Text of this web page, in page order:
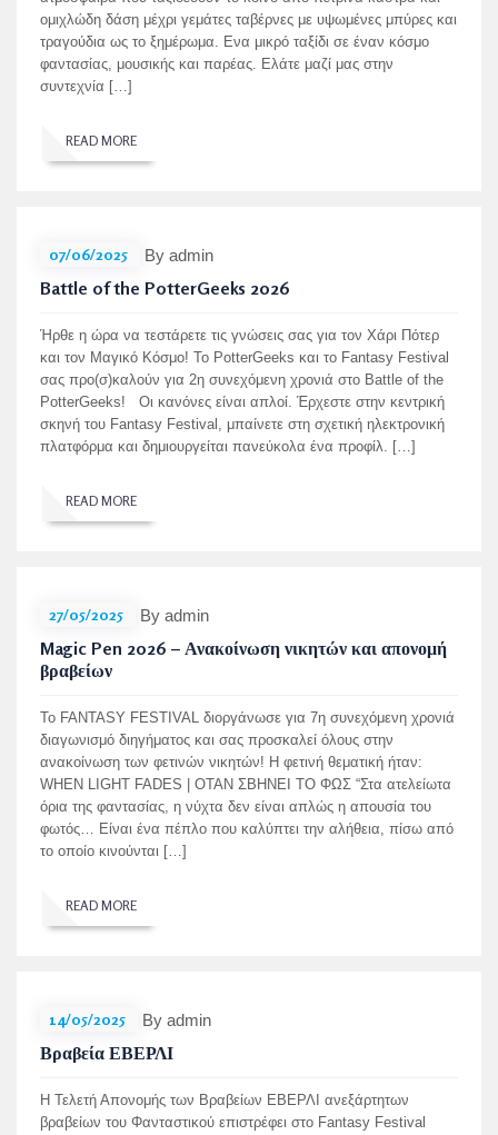
ομιχλώδη δάση μέχρι γεμάτες ταβέρνες με υψωμένες μπύρες και
τραγούδια ως το ξημέρωμα. Ενα μικρό ταξίδι σε έναν κόσμο
φαντασίας, μουσικής και παρέας. Ελάτε μαζί μας στην
συντεχνία […]
READ MORE
07/06/2025 By admin
Battle of the PotterGeeks 2026
Ήρθε η ώρα να τεστάρετε τις γνώσεις σας για τον Χάρι Πότερ
και τον Μαγικό Κόσμο! Το PotterGeeks και το Fantasy Festival
σας προ(σ)καλούν για 2η συνεχόμενη χρονιά στο Battle of the
PotterGeeks! Οι κανόνες είναι απλοί. Έρχεστε στην κεντρική
σκηνή του Fantasy Festival, μπαίνετε στη σχετική ηλεκτρονική
πλατφόρμα και δημιουργείται πανεύκολα ένα προφίλ. […]
READ MORE
27/05/2025 By admin
Magic Pen 2026 – Ανακοίνωση νικητών και απονομή
βραβείων
Το FANTASY FESTIVAL διοργάνωσε για 7η συνεχόμενη χρονιά
διαγωνισμό διηγήματος και σας προσκαλεί όλους στην
ανακοίνωση των φετινών νικητών! Η φετινή θεματική ήταν:
WHEN LIGHT FADES | ΟΤΑΝ ΣΒΗΝΕΙ ΤΟ ΦΩΣ “Στα ατελείωτα
όρια της φαντασίας, η νύχτα δεν είναι απλώς η απουσία του
φωτός… Είναι ένα πέπλο που καλύπτει την αλήθεια, πίσω από
το οποίο κινούνται […]
READ MORE
14/05/2025 By admin
Βραβεία ΕΒΕΡΛΙ
Η Τελετή Απονομής των Βραβείων ΕΒΕΡΛΙ ανεξάρτητων
βραβείων του Φανταστικού επιστρέφει στο Fantasy Festival